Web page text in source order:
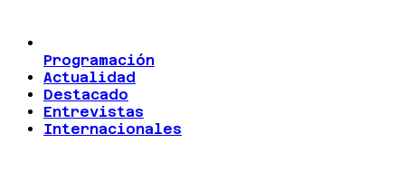
Programación
Actualidad
Destacado
Entrevistas
Internacionales